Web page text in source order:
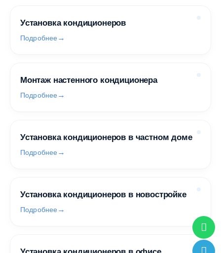
Установка кондиционеров
Подробнее
Монтаж настенного кондиционера
Подробнее
Установка кондиционеров в частном доме
Подробнее
Установка кондиционеров в новостройке
Подробнее